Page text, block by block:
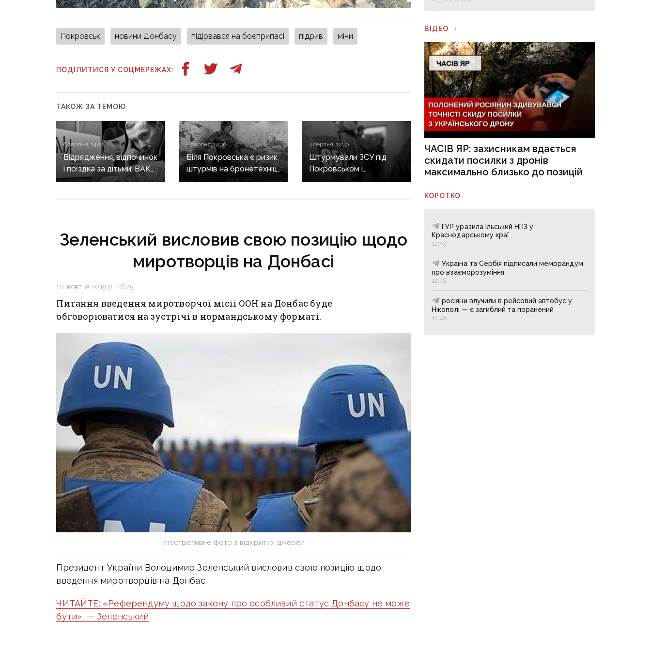
Покровськ новини Донбасу підірвався на боєприпасі підрив міни
ПОДІЛИТИСЯ У СОЦМЕРЕЖАХ:
ТАКОЖ ЗА ТЕМОЮ
6 серпня, 14:00
Відрядження, відпочинок
і поїздка за дітьми: ВАКС
знову відмовив
5 серпня, 12:36
Біля Покровська є ризик
штурмів на бронетехніці:
попередження
4 серпня, 12:40
Штурмували ЗСУ під
Покровськом і
Костянтинівкою: по 15
Зеленський висловив свою позицію щодо
миротворців на Донбасі
10 жовтня 2019 р., 16:25
Питання введення миротворчої місії ООН на Донбас буде
обговорюватися на зустрічі в нормандському форматі.
Ілюстративне фото з відкритих джерел
Президент України Володимир Зеленський висловив свою позицію щодо
введення миротворців на Донбас.
ЧИТАЙТЕ: «Референдуму щодо закону про особливий статус Донбасу не може
бути», — Зеленський
ВІДЕО
ЧАСІВ ЯР: захисникам вдається
скидати посилки з дронів
максимально близько до позицій
КОРОТКО
ГУР уразила Ільський НПЗ у
Краснодарському краї
12:49
Україна та Сербія підписали меморандум
про взаєморозуміння
12:48
росіяни влучили в рейсовий автобус у
Нікополі — є загиблий та поранений
12:48